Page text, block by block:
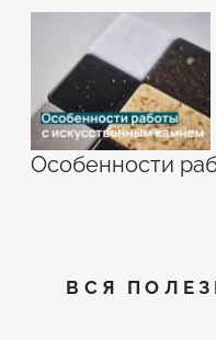
Особенности
ВСЯ